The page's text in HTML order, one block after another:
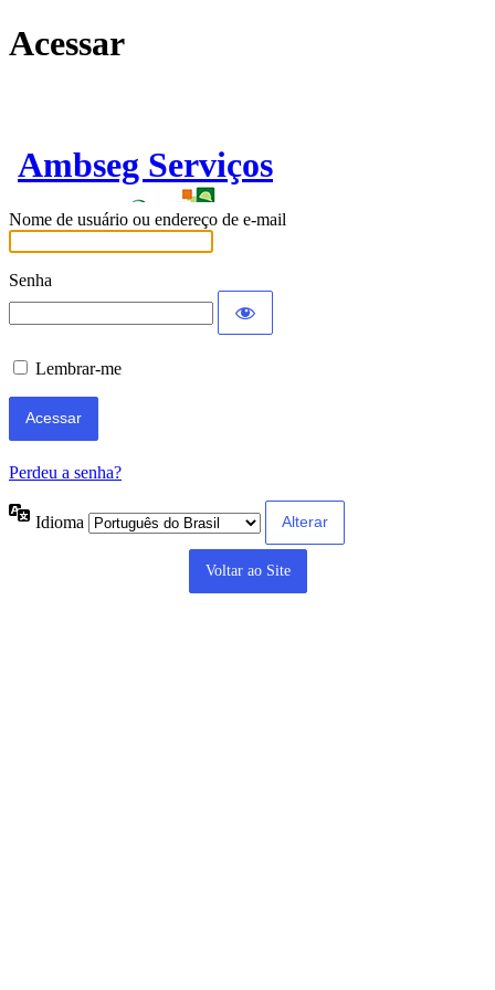
Acessar
Ambseg Serviços
Nome de usuário ou endereço de e-mail
Senha
Lembrar-me
Perdeu a senha?
Idioma
Voltar ao Site